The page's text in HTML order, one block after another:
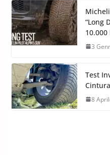
“Long
10.000
3
Test
8